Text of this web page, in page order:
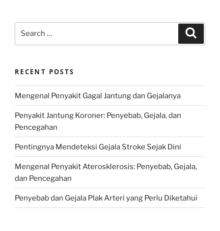
RECENT POSTS
Mengenal Penyakit Gagal Jantung dan Gejalanya
Penyakit Jantung Koroner: Penyebab, Gejala, dan
Pencegahan
Pentingnya Mendeteksi Gejala Stroke Sejak Dini
Mengenal Penyakit Aterosklerosis: Penyebab, Gejala,
dan Pencegahan
Penyebab dan Gejala Plak Arteri yang Perlu Diketahui